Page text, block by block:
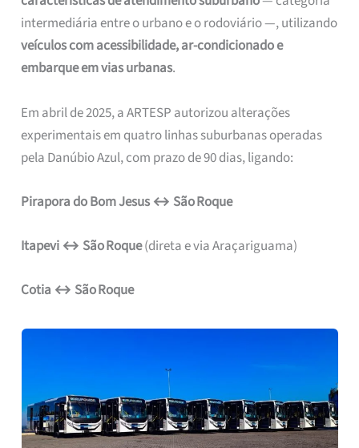
intermediária entre o urbano e o rodoviário —, utilizando
veículos com acessibilidade, ar-condicionado e
embarque em vias urbanas.
Em abril de 2025, a ARTESP autorizou alterações
experimentais em quatro linhas suburbanas operadas
pela Danúbio Azul, com prazo de 90 dias, ligando:
Pirapora do Bom Jesus ↔ São Roque
Itapevi ↔ São Roque(direta e via Araçariguama)
Cotia ↔ São Roque